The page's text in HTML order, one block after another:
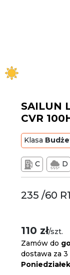
SAILUN
CVR
Klasa
C D
235 /60
110 zł/szt.
Zamów do
dostawa za
Poniedziałek